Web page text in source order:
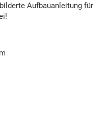
Aufbauanleitung für